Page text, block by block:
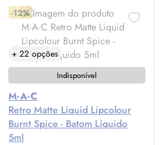
-12%
+ 22 opções
Indisponível
M·A·C
Retro Matte Liquid Lipcolour
Burnt Spice - Batom Líquido
5ml